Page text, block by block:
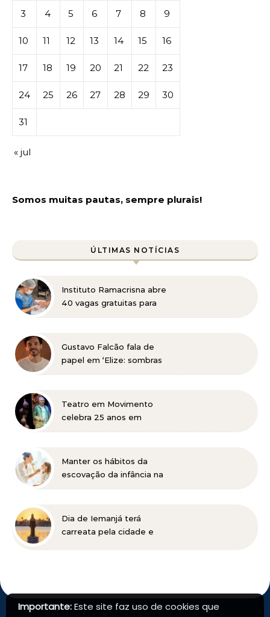
3 4 5 6 7 8 9
10 11 12 13 14 15 16
17 18 19 20 21 22 23
24 25 26 27 28 29 30
31
« jul
Somos muitas pautas, sempre plurais!
ÚLTIMAS NOTÍCIAS
Instituto Ramacrisna abre
40 vagas gratuitas para
administração
Gustavo Falcão fala de
papel em ‘Elize: sombras
TV e teatro
Teatro em Movimento
celebra 25 anos em
“Delírio”
Manter os hábitos da
escovação da infância na
Dia de Iemanjá terá
carreata pela cidade e
Importante:Este site faz uso de cookies que